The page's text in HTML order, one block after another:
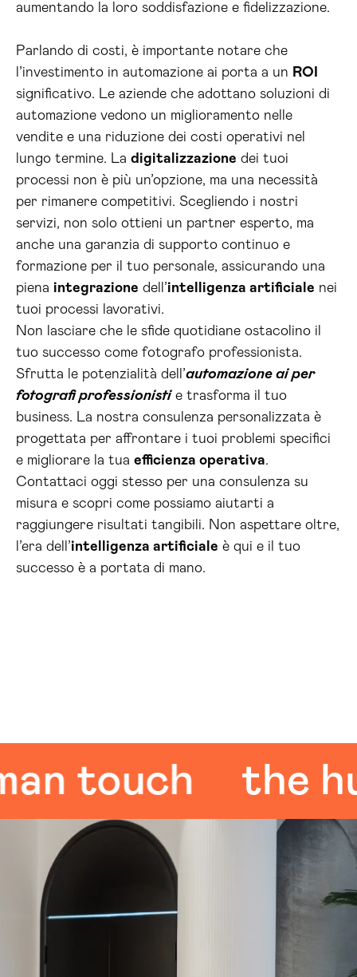
aumentando la loro soddisfazione e fidelizzazione.
Parlando di costi, è importante notare che
l’investimento in automazione ai porta a un ROI
significativo. Le aziende che adottano soluzioni di
automazione vedono un miglioramento nelle
vendite e una riduzione dei costi operativi nel
lungo termine. La digitalizzazione dei tuoi
processi non è più un’opzione, ma una necessità
per rimanere competitivi. Scegliendo i nostri
servizi, non solo ottieni un partner esperto, ma
anche una garanzia di supporto continuo e
formazione per il tuo personale, assicurando una
piena integrazione dell’intelligenza artificiale nei
tuoi processi lavorativi.
Non lasciare che le sfide quotidiane ostacolino il
tuo successo come fotografo professionista.
Sfrutta le potenzialità dell’automazione ai per
fotografi professionistie trasforma il tuo
business. La nostra consulenza personalizzata è
progettata per affrontare i tuoi problemi specifici
e migliorare la tua efficienza operativa.
Contattaci oggi stesso per una consulenza su
misura e scopri come possiamo aiutarti a
raggiungere risultati tangibili. Non aspettare oltre,
l’era dell’intelligenza artificiale è qui e il tuo
successo è a portata di mano.
the